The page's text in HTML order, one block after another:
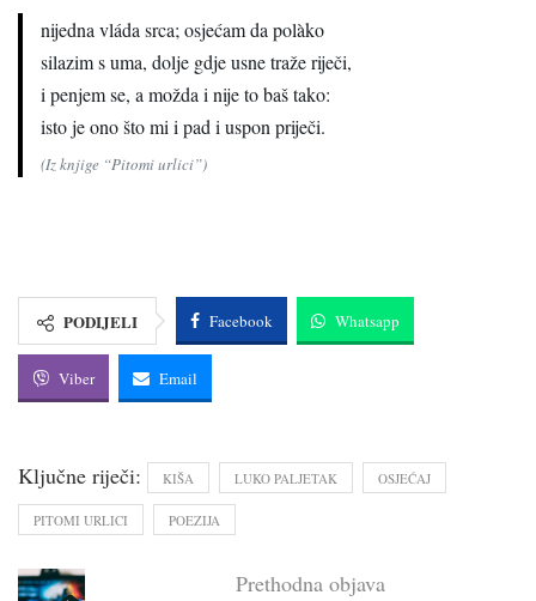
nijedna vláda srca; osjećam da polàko
silazim s uma, dolje gdje usne traže riječi,
i penjem se, a možda i nije to baš tako:
isto je ono što mi i pad i uspon priječi.
(Iz knjige “Pitomi urlici”)
PODIJELI Facebook Whatsapp
Viber Email
Ključne riječi: KIŠA LUKO PALJETAK OSJEĆAJ
PITOMI URLICI POEZIJA
Prethodna objava